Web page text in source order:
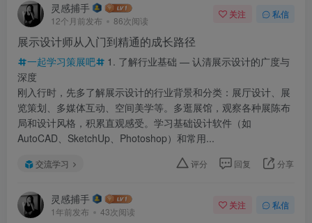
灵感捕手
12个月前发布 86次阅读
关注 私信
展示设计师从入门到精通的成长路径
一起学习策展吧
1. 了解行业基础 — 认清展示设计的广度与
深度
刚入行时，先多了解展示设计的行业背景和分类：展厅设计、展
览策划、多媒体互动、空间美学等。多逛展馆，观察各种展陈布
局和设计风格，积累直观感受。学习基础设计软件（如
AutoCAD、SketchUp、Photoshop）和常用...
交流学习 评分 回复 分享
灵感捕手
1年前发布 43次阅读
关注 私信